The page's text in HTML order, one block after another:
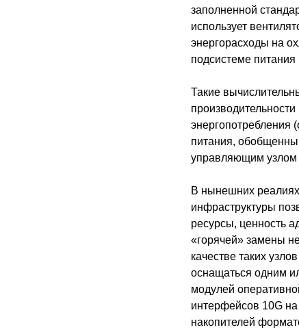
заполненной
использует
энергорасходы на
подсистеме питания
Такие
энергопотребления
питания,
управляющим узлом
В нынешних
инфраструктуры
ресурсы, ценность
«горячей» замены
качестве таких
оснащаться одним
модулей
интерфейсов 10G
накопителей